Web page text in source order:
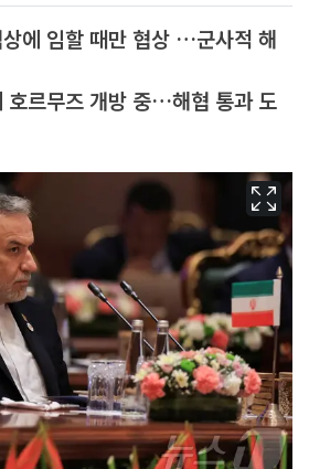
에 임할 때만 협상 …군사적 해
호르무즈 개방 중…해협 통과 도